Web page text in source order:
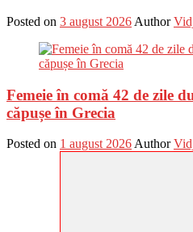
Posted on 3 august 2026 Author
Femeie în comă 42 de zile
căpușe în Grecia
Posted on 1 august 2026 Author